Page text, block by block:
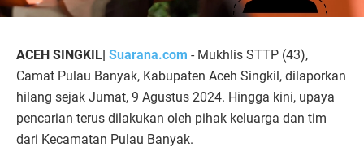
ACEH SINGKIL| Suarana.com - Mukhlis STTP (43),
Camat Pulau Banyak, Kabupaten Aceh Singkil, dilaporkan
hilang sejak Jumat, 9 Agustus 2024. Hingga kini, upaya
pencarian terus dilakukan oleh pihak keluarga dan tim
dari Kecamatan Pulau Banyak.